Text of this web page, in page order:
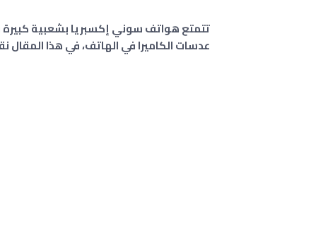
تتمتع هواتف سوني إكسبريا بشعبية كبيرة
عدسات الكاميرا في الهاتف، في هذا